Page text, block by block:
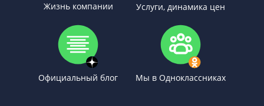
Жизнь компании Услуги, динамика цен
Официальный блог Мы в Одноклассниках